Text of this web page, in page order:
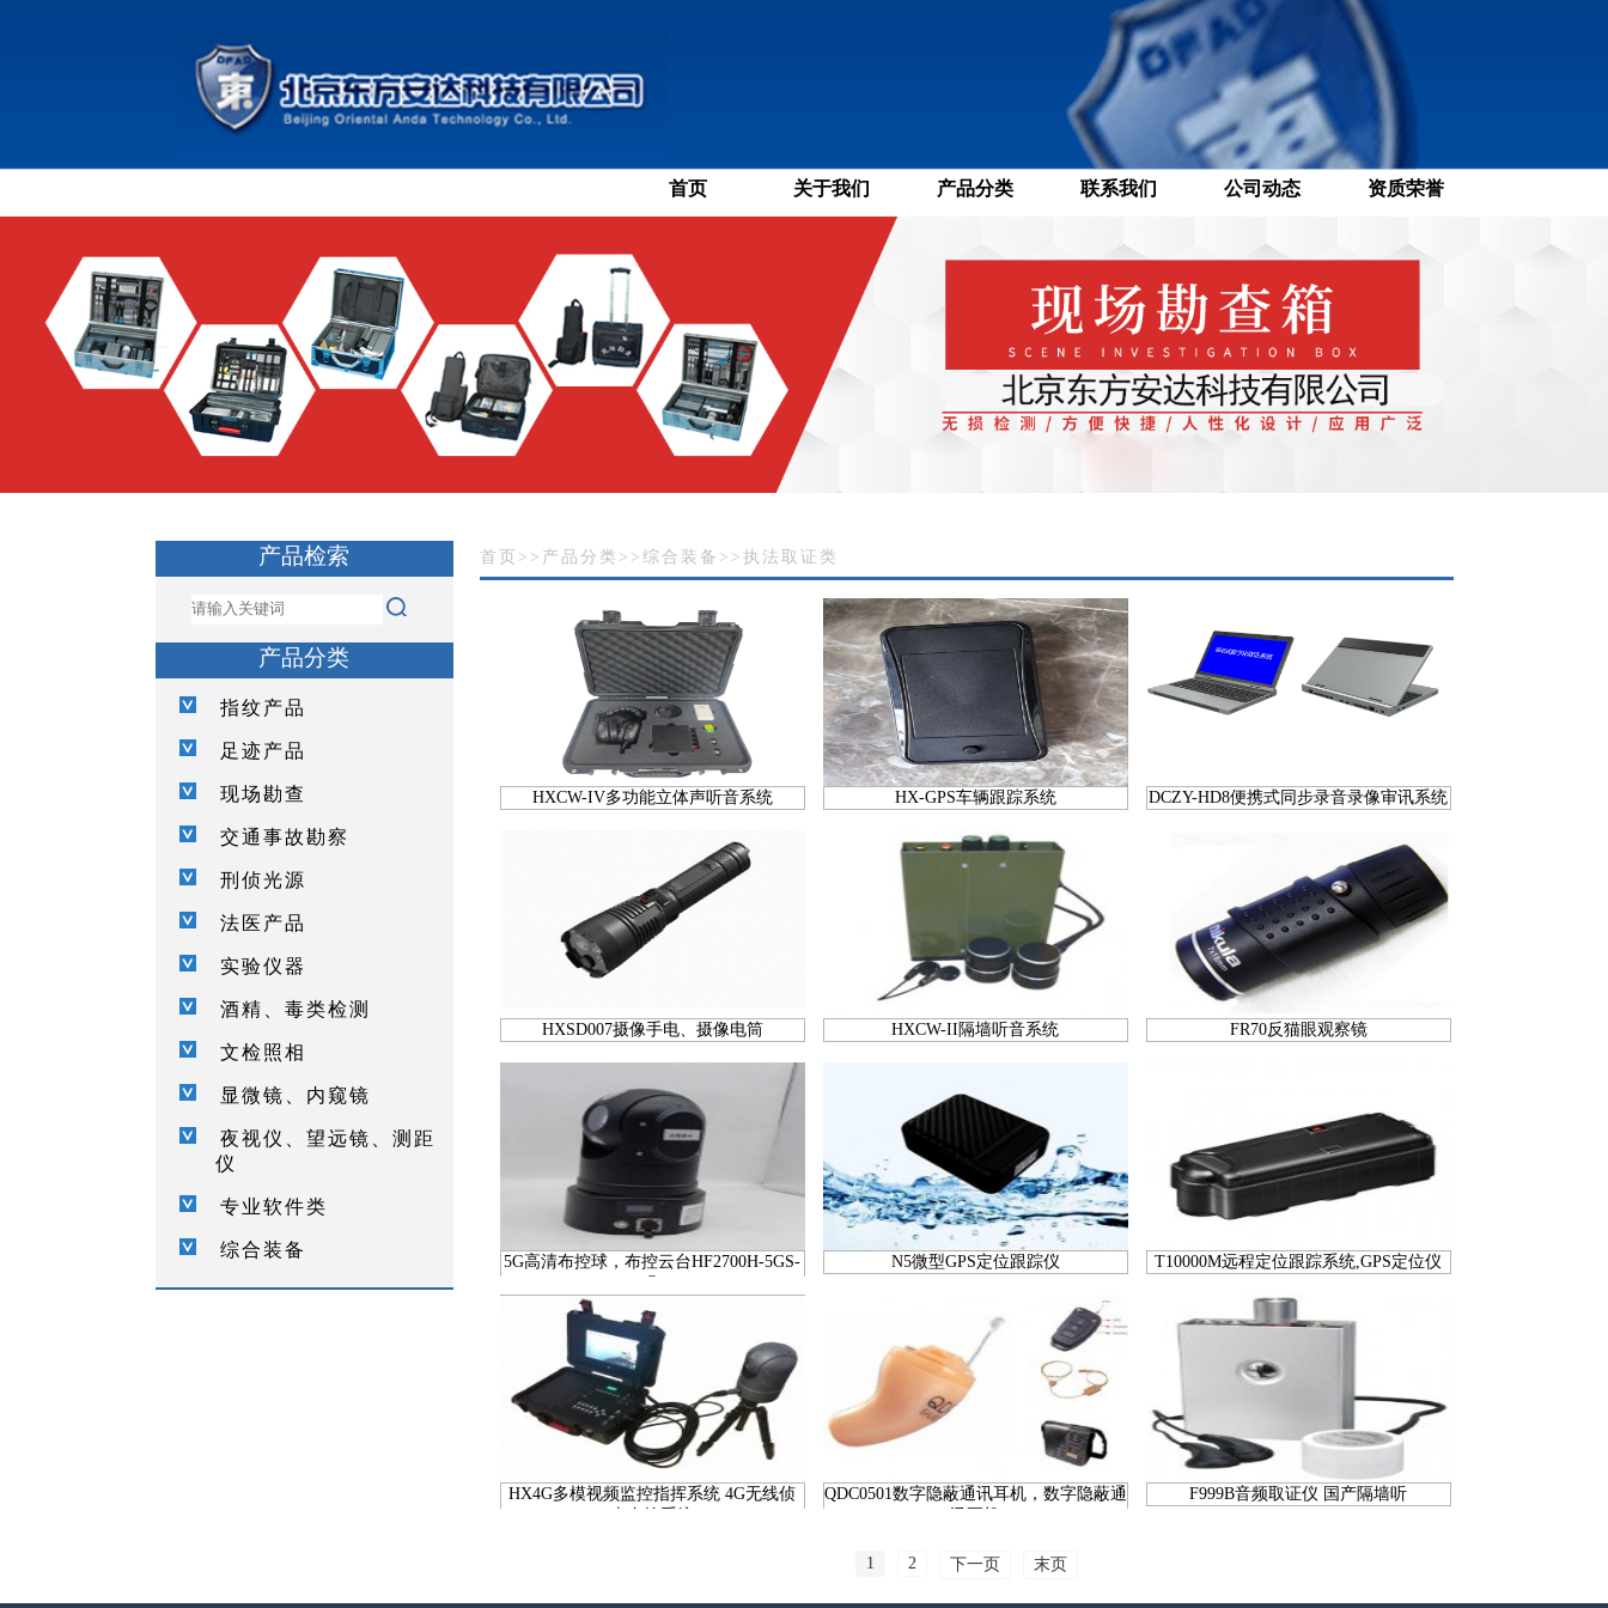
首页 关于我们 产品分类 联系我们 公司动态 资质荣誉
产品检索
产品分类
指纹产品
足迹产品
现场勘查
交通事故勘察
刑侦光源
法医产品
实验仪器
酒精、毒类检测
文检照相
显微镜、内窥镜
夜视仪、望远镜、测距
仪
专业软件类
综合装备
首页 >> 产品分类 >> 综合装备 >> 执法取证类
HXCW-IV多功能立体声听音系统 HX-GPS车辆跟踪系统 DCZY-HD8便携式同步录音录像审讯系统
HXSD007摄像手电、摄像电筒 HXCW-II隔墙听音系统 FR70反猫眼观察镜
5G高清布控球，布控云台HF2700H-5GS-
Q
N5微型GPS定位跟踪仪 T10000M远程定位跟踪系统,GPS定位仪
HX4G多模视频监控指挥系统 4G无线侦
QDC0501数字隐蔽通讯耳机，数字隐蔽通
F999B音频取证仪 国产隔墙听
1 2 下一页 末页